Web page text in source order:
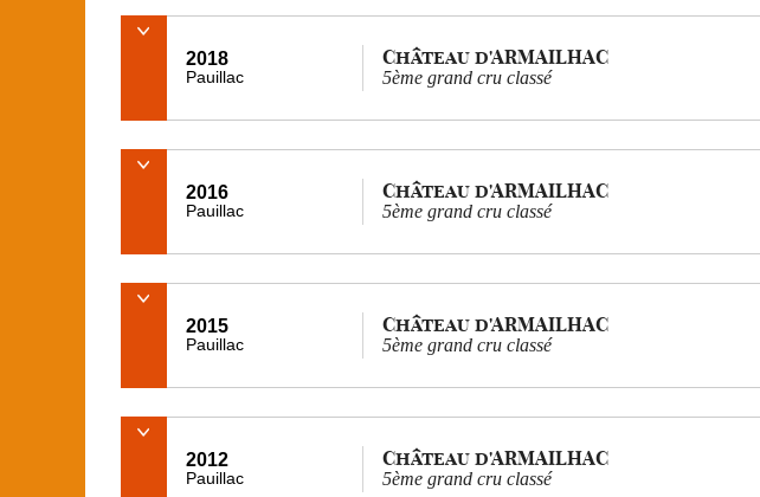
2018
Pauillac
Château d'ARMAILHAC
5ème grand cru classé
2016
Pauillac
Château d'ARMAILHAC
5ème grand cru classé
2015
Pauillac
Château d'ARMAILHAC
5ème grand cru classé
2012
Pauillac
Château d'ARMAILHAC
5ème grand cru classé